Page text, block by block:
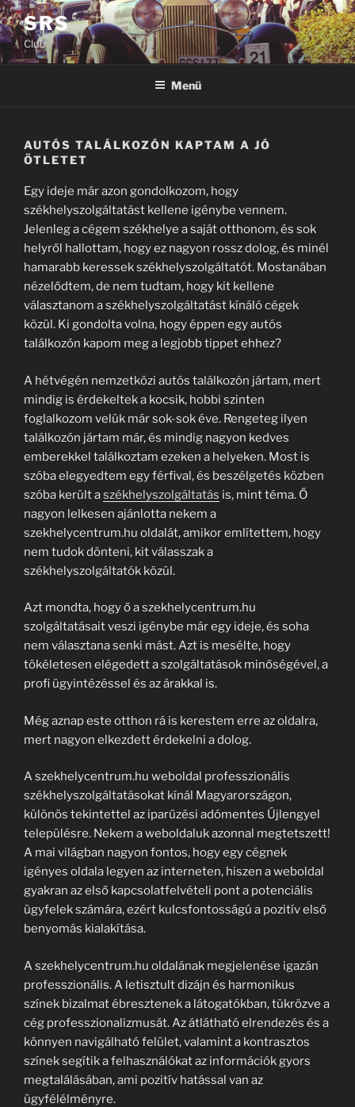
Tartalomhoz
SRS
Club
Menü
AUTÓS TALÁLKOZÓN KAPTAM A JÓ
ÖTLETET
Egy ideje már azon gondolkozom, hogy
székhelyszolgáltatást kellene igénybe vennem.
Jelenleg a cégem székhelye a saját otthonom, és sok
helyről hallottam, hogy ez nagyon rossz dolog, és minél
hamarabb keressek székhelyszolgáltatót. Mostanában
nézelődtem, de nem tudtam, hogy kit kellene
választanom a székhelyszolgáltatást kínáló cégek
közül. Ki gondolta volna, hogy éppen egy autós
találkozón kapom meg a legjobb tippet ehhez?
A hétvégén nemzetközi autós találkozón jártam, mert
mindig is érdekeltek a kocsik, hobbi szinten
foglalkozom velük már sok-sok éve. Rengeteg ilyen
találkozón jártam már, és mindig nagyon kedves
emberekkel találkoztam ezeken a helyeken. Most is
szóba elegyedtem egy férfival, és beszélgetés közben
szóba került aszékhelyszolgáltatás is, mint téma. Ő
nagyon lelkesen ajánlotta nekem a
szekhelycentrum.hu oldalát, amikor említettem, hogy
nem tudok dönteni, kit válasszak a
székhelyszolgáltatók közül.
Azt mondta, hogy ő a szekhelycentrum.hu
szolgáltatásait veszi igénybe már egy ideje, és soha
nem választana senki mást. Azt is mesélte, hogy
tökéletesen elégedett a szolgáltatások minőségével, a
profi ügyintézéssel és az árakkal is.
Még aznap este otthon rá is kerestem erre az oldalra,
mert nagyon elkezdett érdekelni a dolog.
A szekhelycentrum.hu weboldal professzionális
székhelyszolgáltatásokat kínál Magyarországon,
különös tekintettel az iparűzési adómentes Újlengyel
településre. Nekem a weboldaluk azonnal megtetszett!
A mai világban nagyon fontos, hogy egy cégnek
igényes oldala legyen az interneten, hiszen a weboldal
gyakran az első kapcsolatfelvételi pont a potenciális
ügyfelek számára, ezért kulcsfontosságú a pozitív első
benyomás kialakítása.
A szekhelycentrum.hu oldalának megjelenése igazán
professzionális. A letisztult dizájn és harmonikus
színek bizalmat ébresztenek a látogatókban, tükrözve a
cég professzionalizmusát. Az átlátható elrendezés és a
könnyen navigálható felület, valamint a kontrasztos
színek segítik a felhasználókat az információk gyors
megtalálásában, ami pozitív hatással van az
ügyfélélményre.